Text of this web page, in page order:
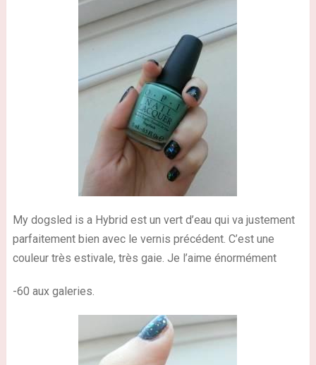
My dogsled is a Hybrid est un vert d’eau qui va justement
parfaitement bien avec le vernis précédent. C’est une
couleur très estivale, très gaie. Je l’aime énormément
-60 aux galeries.